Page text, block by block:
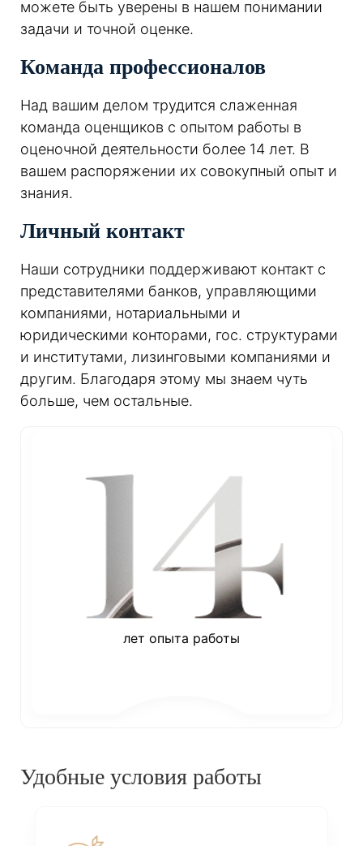
можете быть уверены в нашем понимании
задачи и точной оценке.
Команда профессионалов
Над вашим делом трудится слаженная
команда оценщиков с опытом работы в
оценочной деятельности более 14 лет. В
вашем распоряжении их совокупный опыт и
знания.
Личный контакт
Наши сотрудники поддерживают контакт с
представителями банков, управляющими
компаниями, нотариальными и
юридическими конторами, гос. структурами
и институтами, лизинговыми компаниями и
другим. Благодаря этому мы знаем чуть
больше, чем остальные.
лет опыта работы
Удобные условия работы